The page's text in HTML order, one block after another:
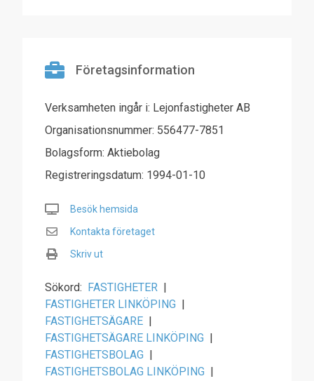
Företagsinformation
Verksamheten ingår i: Lejonfastigheter AB
Organisationsnummer: 556477-7851
Bolagsform: Aktiebolag
Registreringsdatum: 1994-01-10
Besök hemsida
Kontakta företaget
Skriv ut
Sökord: FASTIGHETER |
FASTIGHETER LINKÖPING |
FASTIGHETSÄGARE |
FASTIGHETSÄGARE LINKÖPING |
FASTIGHETSBOLAG |
FASTIGHETSBOLAG LINKÖPING |